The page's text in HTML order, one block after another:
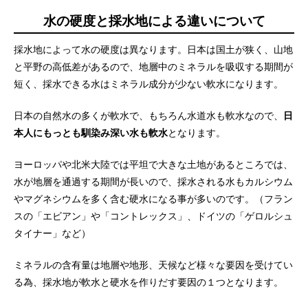
水の硬度と採水地による違いについて
採水地によって水の硬度は異なります。日本は国土が狭く、山地
と平野の高低差があるので、地層中のミネラルを吸収する期間が
短く、採水できる水はミネラル成分が少ない軟水になります。
日本の自然水の多くが軟水で、もちろん水道水も軟水なので、
日
本人にもっとも馴染み深い水も軟水となります。
ヨーロッパや北米大陸では平坦で大きな土地があるところでは、
水が地層を通過する期間が長いので、採水される水もカルシウム
やマグネシウムを多く含む硬水になる事が多いのです。（フラン
スの「エビアン」や「コントレックス」、ドイツの「ゲロルシュ
タイナー」など）
ミネラルの含有量は地層や地形、天候など様々な要因を受けてい
る為、採水地が軟水と硬水を作りだす要因の１つとなります。